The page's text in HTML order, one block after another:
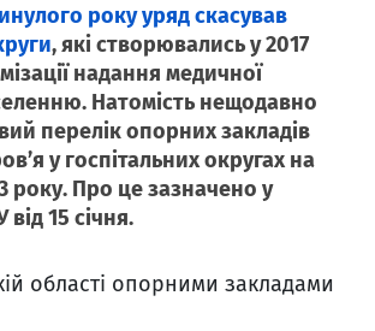
року уряд скасував
, які створювались у 2017
надання медичної
Натомість нещодавно
перелік опорних закладів
у госпітальних округах на
року. Про це зазначено у
15 січня.
області опорними закладами